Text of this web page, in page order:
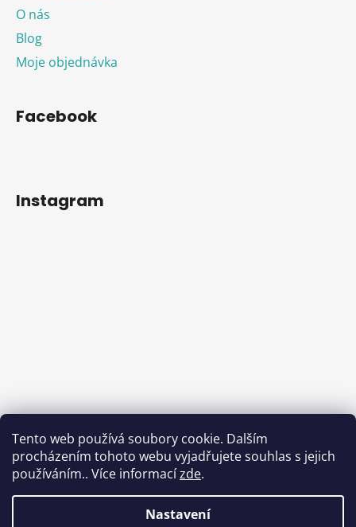
Tento web používá soubory cookie. Dalším
procházením tohoto webu vyjadřujete souhlas s jejich
používáním.. Více informacízde.
Nastavení
O nás
Blog
Moje objednávka
Facebook
Instagram